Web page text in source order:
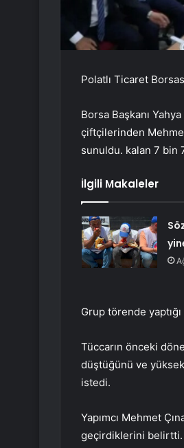
Polatlı Ticaret
Borsa Başkanı
çiftçilerinden Mehmet
sunuldu. kalan 7 bin
İlgili Makaleler
Grup törende
Tüccarın önceki
düştüğünü ve
istedi.
Yapımcı Mehmet
geçirdiklerini belirtti.